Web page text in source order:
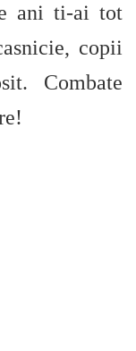
ani ti-ai tot
copii
Combate